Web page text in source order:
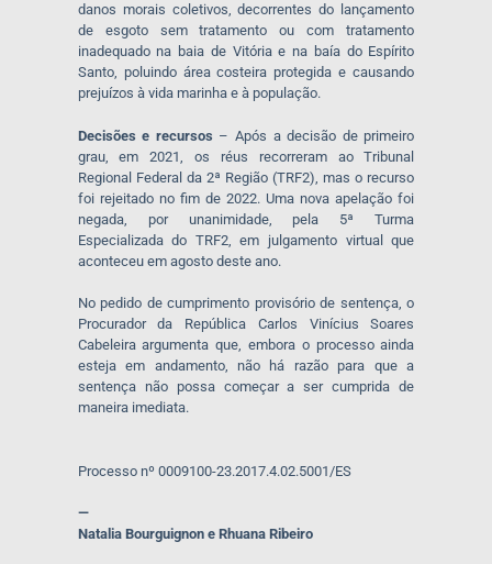
danos morais coletivos, decorrentes do lançamento
de esgoto sem tratamento ou com tratamento
inadequado na baia de Vitória e na baía do Espírito
Santo, poluindo área costeira protegida e causando
prejuízos à vida marinha e à população.
Decisões e recursos – Após a decisão de primeiro
grau, em 2021, os réus recorreram ao Tribunal
Regional Federal da 2ª Região (TRF2), mas o recurso
foi rejeitado no fim de 2022. Uma nova apelação foi
negada, por unanimidade, pela 5ª Turma
Especializada do TRF2, em julgamento virtual que
aconteceu em agosto deste ano.
No pedido de cumprimento provisório de sentença, o
Procurador da República Carlos Vinícius Soares
Cabeleira argumenta que, embora o processo ainda
esteja em andamento, não há razão para que a
sentença não possa começar a ser cumprida de
maneira imediata.
Processo nº 0009100-23.2017.4.02.5001/ES
—
Natalia Bourguignon e Rhuana Ribeiro